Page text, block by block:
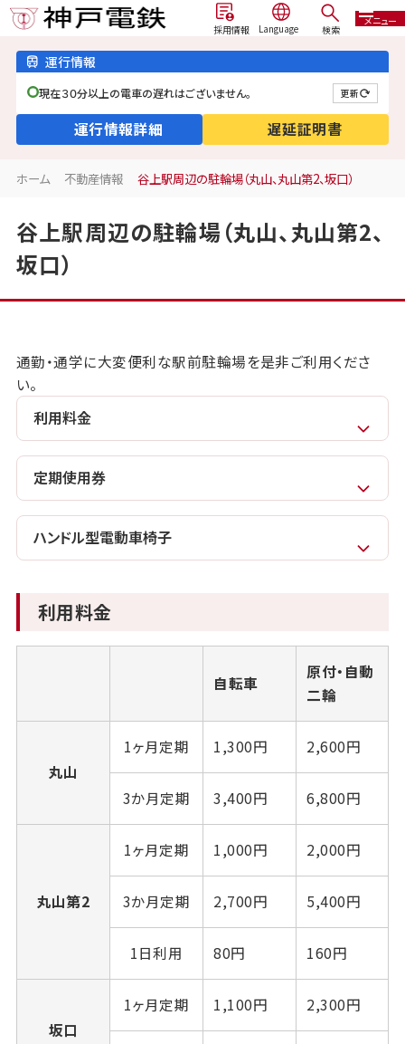
採用情報 検索
メニュー
運行情報
現在３０分以上の電車の遅れはございません。 更新
運行情報詳細 遅延証明書
ホーム 不動産情報 谷上駅周辺の駐輪場（丸山、丸山第2、坂口）
谷上駅周辺の駐輪場（丸山、丸山第2、
坂口）
通勤・通学に大変便利な駅前駐輪場を是非ご利用くださ
い。
利用料金
定期使用券
ハンドル型電動車椅子
利用料金
自転車
原付・自動
二輪
丸山
1ヶ月定期 1,300円 2,600円
3か月定期 3,400円 6,800円
丸山第2
1ヶ月定期 1,000円 2,000円
3か月定期 2,700円 5,400円
1日利用 80円 160円
坂口
1ヶ月定期 1,100円 2,300円